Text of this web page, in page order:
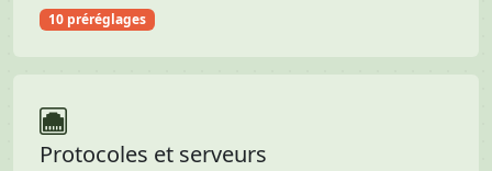
10 préréglages
Protocoles et serveurs